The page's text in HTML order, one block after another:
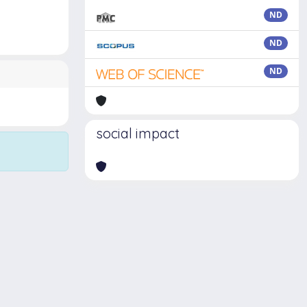
ND
ND
ND
social impact